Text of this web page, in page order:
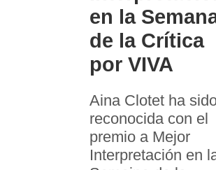
en la
de la Crítica
por VIVA
Aina Clotet ha
reconocida con el
premio a Mejor
Interpretación en